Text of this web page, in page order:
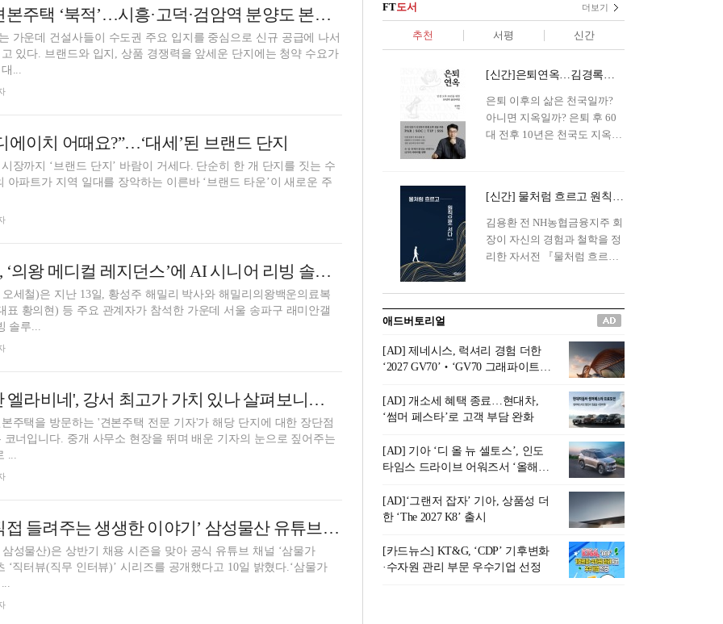
서울·인천 중구 견본주택 ‘북적’…시흥·고덕·검암역 분양도 본격화
가운데 건설사들이 수도권 주요 입지를 중심으로 신규 공급에 나서
있다. 브랜드와 입지, 상품 경쟁력을 앞세운 단지에는 청약 수요가
...
에이치 어때요?”…‘대세’된 브랜드 단지
장까지 ‘브랜드 단지’ 바람이 거세다. 단순히 한 개 단지를 짓는 수
아파트가 지역 일대를 장악하는 이른바 ‘브랜드 타운’이 새로운 주
삼성물산·해밀리, ‘의왕 메디컬 레지던스’에 AI 시니어 리빙 솔루션 구축 업무협약 체결
세철)은 지난 13일, 황성주 해밀리 박사와 해밀리의왕백운의료복
표 황의현) 등 주요 관계자가 참석한 가운데 서울 송파구 래미안갤
솔루...
국평 18억 '래미안 엘라비네', 강서 최고가 가치 있나 살펴보니… [견본주택 여기어때?]
주택을 방문하는 '견본주택 전문 기자'가 해당 단지에 대한 장단점
너입니다. 중개 사무소 현장을 뛰며 배운 기자의 눈으로 짚어주는
...
‘건설 현직자가 직접 들려주는 생생한 이야기’ 삼성물산 유튜브, ‘직무인터뷰’ 공개
성물산)은 상반기 채용 시즌을 맞아 공식 유튜브 채널 ‘삼물가
‘직터뷰(직무 인터뷰)’ 시리즈를 공개했다고 10일 밝혔다.‘삼물가
FT도서 더보기
추천 서평 신간
[신간]은퇴연옥…김경록의 은퇴 후 삶의 나침반
은퇴 이후의 삶은 천국일까?
아니면 지옥일까? 은퇴 후 60
대 전후 10년은 천국도 지옥도
은퇴 설계를 가이드해 온 김경
록 옵투스자산운용의 고문이
신간 『은퇴연옥』을 내놓았
다.단테는 지옥을 '모든 희망을
록 고문은 새로운 시각을 제시
0년의 과도기는 지옥이 아니라
정화와 성장의 공간인 ‘은퇴연
옥(Purgatory)’이라는 것이다.
연옥은 고통스럽지만 끝이 있
으며, 준비를 통해 천국으로 나
아갈 수 있는 희망의 장소라고
말한
[신간] 물처럼 흐르고 원칙으로 서다…김용환의 통찰을 담다
김용환 전 NH농협금융지주 회
장이 자신의 경험과 철학을 정
리한 자서전 『물처럼 흐르고
통 관료 출신으로 한국 금융의
주요 변곡점마다 중요한 역할
을 하고 금융 경영인으로서 큰
족적을 남긴 김 전 회장이 후배
세대에게 전하는 삶의 조언을
담은 인생 노트다.『물처럼 흐
르고 원칙으로 서다』는 단순
한 자서전을 넘어, 실패를 두려
워하지 않는 용기와 자신에 대
한 믿음이 어떻게 삶을 풍요롭
게 만드는지를 보여주는 지혜
의 보고로 평가된다.김용환 전
회장은 “인생의 목표가 크더라
도 조급해하지 말고 작은 것부
터 하나 하나 성취해 나가
라”고 조언한다. 뼈아픈 실패
조차 성공의 뼈대가 된다는 긍
애드버토리얼
[AD] 제네시스, 럭셔리 경험 더한
‘2027 GV70’‧‘GV70 그래파이트’
[AD] 개소세 혜택 종료…현대차,
‘썸머 페스타’로 고객 부담 완화
[AD] 기아 ‘디 올 뉴 셀토스’, 인도
타임스 드라이브 어워즈서 ‘올해의
[AD]‘그랜저 잡자’ 기아, 상품성 더
한 ‘The 2027 K8’ 출시
[카드뉴스] KT&G, ‘CDP’ 기후변화
·수자원 관리 부문 우수기업 선정